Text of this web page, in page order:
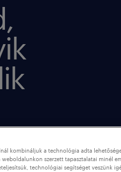
kombináljuk a technológia adta
weboldalunkon szerzett tapasztalatai minél
technológiai segítséget veszünk